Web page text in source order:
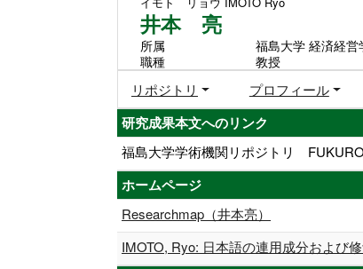
井本 亮
所属
福島大学 経済経
職種
教授
リポジトリ プロフィール
研究成果本文へのリンク
福島大学学術機関リポジトリ
ホームページ
Researchmap（井本亮）
IMOTO, Ryo: 日本語の連用成分および